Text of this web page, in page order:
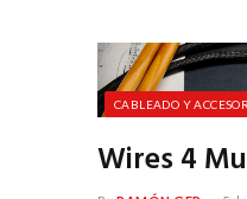
CABLEADO Y
Wires 4